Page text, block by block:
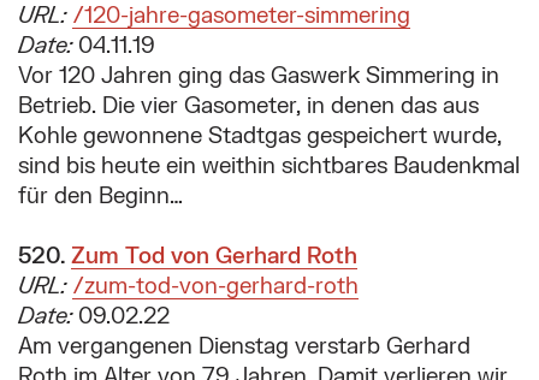
URL: /120-jahre-gasometer-simmering
Date:04.11.19
Vor 120 Jahren ging das Gaswerk Simmering in
Betrieb. Die vier Gasometer, in denen das aus
Kohle gewonnene Stadtgas gespeichert wurde,
sind bis heute ein weithin sichtbares Baudenkmal
für den Beginn…
520. Suchergebnis:
Zum Tod von Gerhard Roth
URL: /zum-tod-von-gerhard-roth
Date:09.02.22
Am vergangenen Dienstag verstarb Gerhard